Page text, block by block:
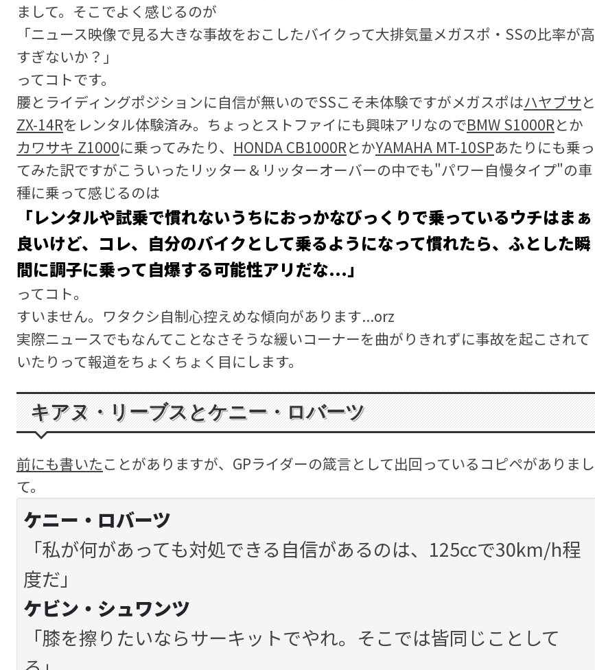
まして。そこでよく感じるのが
「ニュース映像で見る大きな事故をおこしたバイクって大排気量メガスポ・SSの比率が高
すぎないか？」
ってコトです。
腰とライディングポジションに自信が無いのでSSこそ未体験ですがメガスポはハヤブサと
ZX-14Rをレンタル体験済み。ちょっとストファイにも興味アリなのでBMW S1000Rとか
カワサキ Z1000に乗ってみたり、 HONDA CB1000RとかYAMAHA MT-10SPあたりにも乗っ
てみた訳ですがこういったリッター＆リッターオーバーの中でも"パワー自慢タイプ"の車
種に乗って感じるのは
「レンタルや試乗で慣れないうちにおっかなびっくりで乗っているウチはまぁ
良いけど、コレ、自分のバイクとして乗るようになって慣れたら、ふとした瞬
間に調子に乗って自爆する可能性アリだな...」
ってコト。
すいません。ワタクシ自制心控えめな傾向があります...orz
実際ニュースでもなんてことなさそうな緩いコーナーを曲がりきれずに事故を起こされて
いたりって報道をちょくちょく目にします。
キアヌ・リーブスとケニー・ロバーツ
前にも書いたことがありますが、GPライダーの箴言として出回っているコピペがありまし
て。
ケニー・ロバーツ
「私が何があっても対処できる自信があるのは、125ccで30km/h程
度だ」
ケビン・シュワンツ
「膝を擦りたいならサーキットでやれ。そこでは皆同じことして